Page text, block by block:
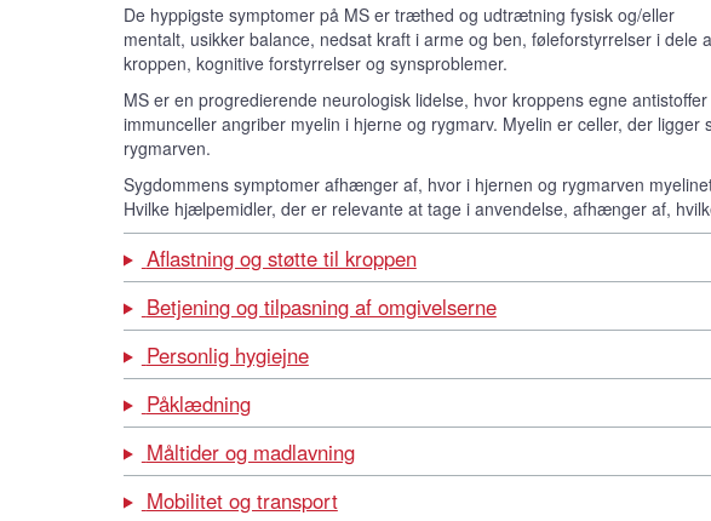
De hyppigste symptomer på MS er træthed og udtrætning fysisk og/eller
mentalt, usikker balance, nedsat kraft i arme og ben, føleforstyrrelser i dele
kroppen, kognitive forstyrrelser og synsproblemer.
MS er en progredierende neurologisk lidelse, hvor kroppens egne antistoffer
immunceller angriber myelin i hjerne og rygmarv. Myelin er celler, der
rygmarven.
Sygdommens symptomer afhænger af, hvor i hjernen og rygmarven
Hvilke hjælpemidler, der er relevante at tage i anvendelse, afhænger af,
Aflastning og støtte til kroppen
Betjening og tilpasning af omgivelserne
Personlig hygiejne
Påklædning
Måltider og madlavning
Mobilitet og transport